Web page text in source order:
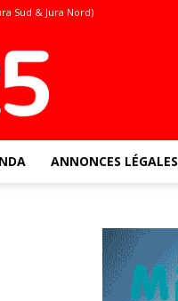
Sud & Jura Nord)
ANNONCES LÉGALES